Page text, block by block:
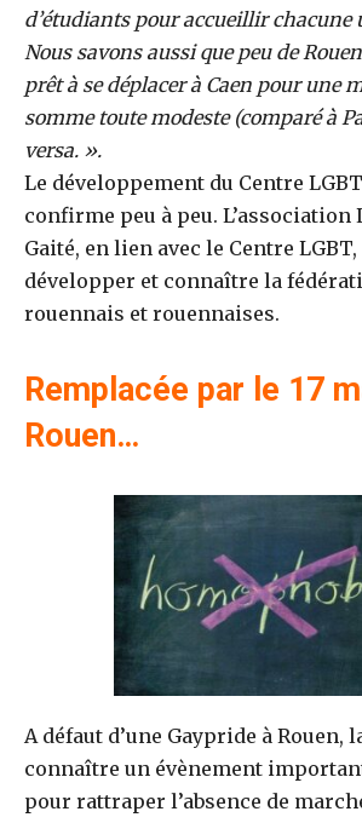
d’étudiants pour accueillir chacune
Nous savons aussi que peu de
prêt à se déplacer à Caen pour une
somme toute modeste (comparé à
versa. ».
Le développement du Centre
confirme peu à peu. L’association
Gaité, en lien avec le Centre
développer et connaître la
rouennais et rouennaises.
Remplacée par le 17
Rouen…
A défaut d’une Gaypride à Rouen,
connaître un évènement
pour rattraper l’absence de